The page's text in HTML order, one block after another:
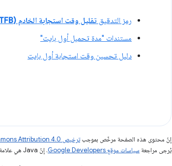
رمز التدقيق تقليل وقت استجابة الخادم (TTFB)
مستندات "مدة تحميل أول بايت"
دليل تحسين وقت استجابة أول بايت
إنّ محتوى هذه الصفحة مرخّص بموجبترخيص Creative Commons Attribution 4.0‏
يُرجى مراجعة سياسات موقع Google Developers‏ . إنّ Java هي علامة تجارية مسجَّلة لشركة Oracle و/أو شركائها التابعين.